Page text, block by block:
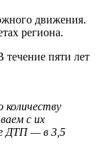
движения.
региона.
течение пяти лет
количеству
с их
ДТП — в 3,5